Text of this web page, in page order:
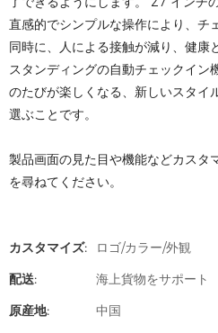
直感的でシンプルな操作により、チ
同時に、人による接触が減り、健康
スタンディングの自動チェックイン
のたびが楽しくなる、新しいスタイ
選ぶことです。
製品画面の見た目や機能などカスタ
を尋ねてください。
カスタマイズ:
ロゴ/カラー/外観
配送:
海上貨物をサポート
原産地:
中国